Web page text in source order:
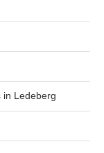
in Ledeberg